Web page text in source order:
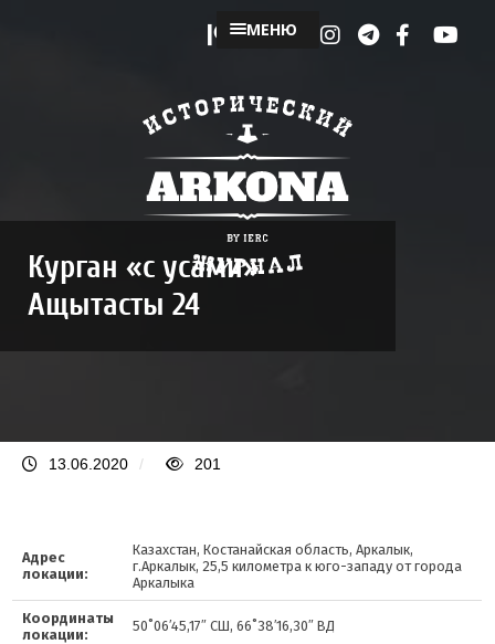
МЕНЮ
Курган «с усами»
Ащытасты 24
13.06.2020 / 201
Адрес
локации:
Казахстан, Костанайская область, Аркалык,
г.Аркалык, 25,5 километра к юго-западу от города
Аркалыка
Координаты
локации:
50˚06′45,17″ СШ, 66˚38′16,30″ ВД